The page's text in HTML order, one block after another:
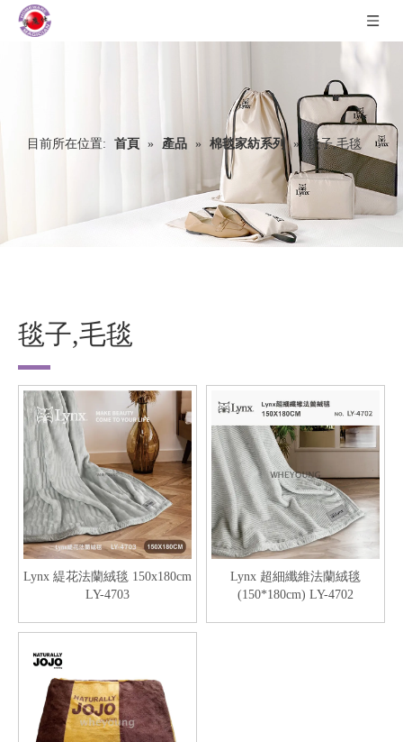
目前所在位置: 首頁 » 產品 » 棉毯家紡系列 » 毯子,毛毯
毯子,毛毯
Lynx 緹花法蘭絨毯 150x180cm
LY-4703
Lynx 超細纖維法蘭絨毯
(150*180cm) LY-4702